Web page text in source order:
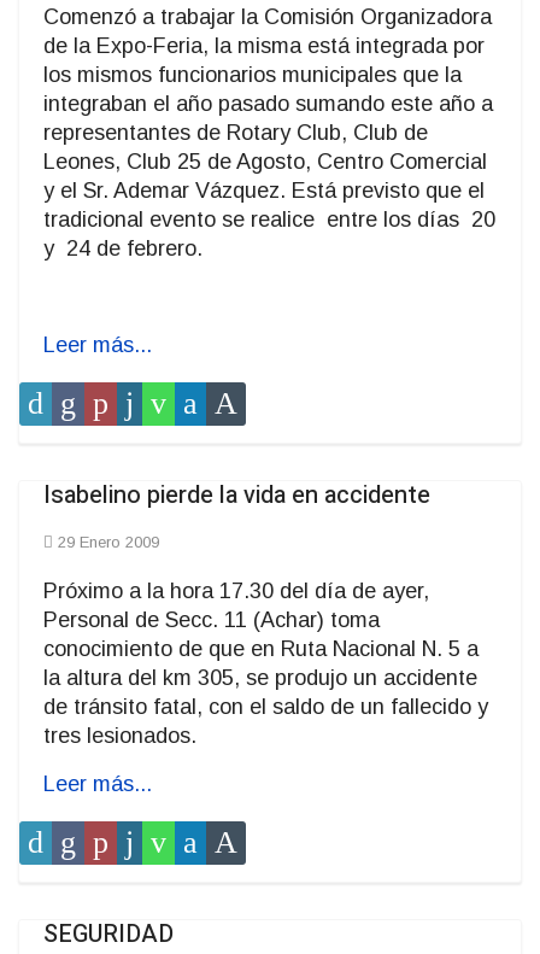
Comenzó a trabajar la Comisión Organizadora
de la Expo-Feria, la misma está integrada por
los mismos funcionarios municipales que la
integraban el año pasado sumando este año a
representantes de Rotary Club, Club de
Leones, Club 25 de Agosto, Centro Comercial
y el Sr. Ademar Vázquez. Está previsto que el
tradicional evento se realice entre los días 20
y 24 de febrero.
Leer más...
Isabelino pierde la vida en accidente
29 Enero 2009
Próximo a la hora 17.30 del día de ayer,
Personal de Secc. 11 (Achar) toma
conocimiento de que en Ruta Nacional N. 5 a
la altura del km 305, se produjo un accidente
de tránsito fatal, con el saldo de un fallecido y
tres lesionados.
Leer más...
SEGURIDAD